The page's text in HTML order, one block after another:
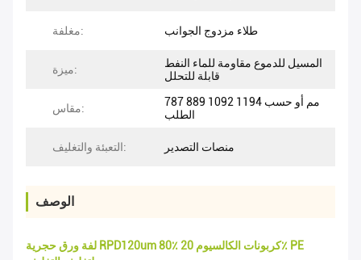
مغلفة: طلاء مزدوج الجوانب
ميزة:
المسيل للدموع مقاومة للماء النفط
قابلة للتحلل
مقاس:
787 889 1092 1194 مم أو حسب
الطلب
التعبئة والتغليف: منصات التصدير
الوصف
لفة ورق حجرية RPD120um 80٪ كربونات الكالسيوم 20٪ PE